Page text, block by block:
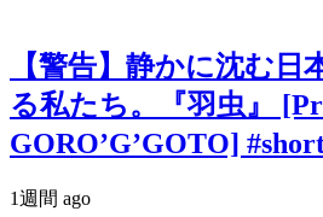
【警告】静かに沈む日
る私たち。『羽虫』
GORO’G’GOTO]
1週間 ago